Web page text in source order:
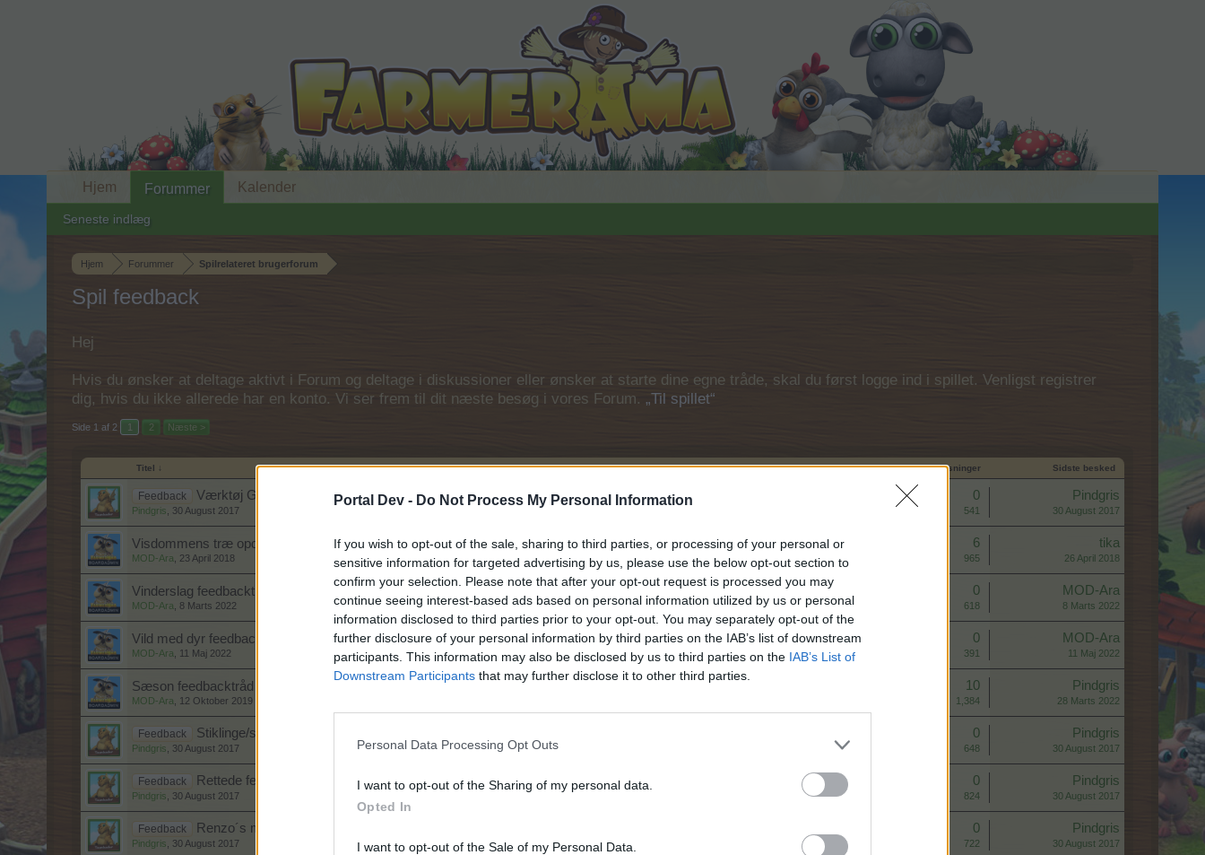
Portal Dev - Do Not Process My Personal Information
If you wish to opt-out of the sale, sharing to third parties, or processing of your personal or
sensitive information for targeted advertising by us, please use the below opt-out section to
confirm your selection. Please note that after your opt-out request is processed you may
continue seeing interest-based ads based on personal information utilized by us or personal
information disclosed to third parties prior to your opt-out. You may separately opt-out of the
further disclosure of your personal information by third parties on the IAB’s list of downstream
participants. This information may also be disclosed by us to third parties on the IAB’s List of
Downstream Participants that may further disclose it to other third parties.
Personal Data Processing Opt Outs
I want to opt-out of the Sharing of my personal data.
Opted In
I want to opt-out of the Sale of my Personal Data.
Hjem Forummer Spilrelateret brugerforum
Spil feedback
Hej
Hvis du ønsker at deltage aktivt i Forum og deltage i diskussioner eller ønsker at starte dine egne tråde, skal du først logge ind i spillet. Venligst registrer
dig, hvis du ikke allerede har en konto. Vi ser frem til dit næste besøg i vores Forum. „Til spillet“
Side 1 af 2 1 2 Næste >
Titel ↓ Start dato Svar Visninger Sidste besked
Feedback Værktøj Galskabs feedback tråd
Pindgris 30 August 2017
Svar: 0
Visninger: 541
Pindgris
30 August 2017
Visdommens træ opdatering feedbacktråd
MOD-Ara 23 April 2018
6
965
tika
26 April 2018
Vinderslag feedbacktråd
MOD-Ara 8 Marts 2022
0
618
MOD-Ara
8 Marts 2022
Vild med dyr feedbacktråd
MOD-Ara 11 Maj 2022
0
391
MOD-Ara
11 Maj 2022
Sæson feedbacktråd
MOD-Ara 12 Oktober 2019
10
1,384
Pindgris
28 Marts 2022
Feedback Stiklinge/staldbygger feedback tråd
Pindgris 30 August 2017
0
648
Pindgris
30 August 2017
Feedback Rettede fejl / ændringer feedback tråd
Pindgris 30 August 2017
0
824
Pindgris
30 August 2017
Feedback Renzo´s marked feedback tråd
Pindgris 30 August 2017
0
722
Pindgris
30 August 2017
Hjem Forummer
Seneste indlæg
Kalender